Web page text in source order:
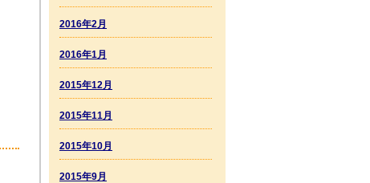
2016年2月
2016年1月
2015年12月
2015年11月
2015年10月
2015年9月